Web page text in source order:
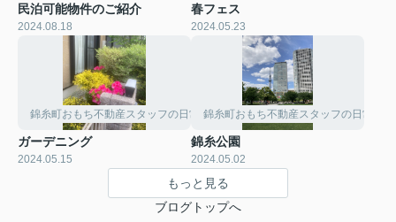
民泊可能物件のご紹介
2024.08.18
春フェス
2024.05.23
錦糸町おもち不動産スタッフの日常
ガーデニング
2024.05.15
錦糸町おもち不動産スタッフの日常
錦糸公園
2024.05.02
もっと見る
ブログトップへ